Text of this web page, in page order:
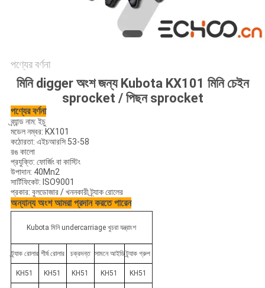
পণ্যের বর্ণনা
মিনি digger অংশ জন্য Kubota KX101 মিনি চেইন
sprocket / পিছন sprocket
পণ্যের বর্ণনা
ব্র্যান্ড নাম: ইচু
মডেল নম্বর: KX101
কঠোরতা: এইচআরসি 53-58
রঙ কালো
প্রযুক্তি: ফোর্জিং বা কাস্টিং
উপাদান: 40Mn2
সার্টিফিকেট: ISO9001
প্রকার: বুলডোজার / খননকারী ট্র্যাক রোলের
অন্যান্য অংশ আমরা প্রদান করতে পারেন
Kubota মিনি undercarriage খুচরা যন্ত্রাংশ
ট্র্যাক রোলার শীর্ষ রোলার চক্রদন্ত সামনে আইডি ট্র্যাক গ্রুপ
KH51 KH51 KH51 KH51 KH51